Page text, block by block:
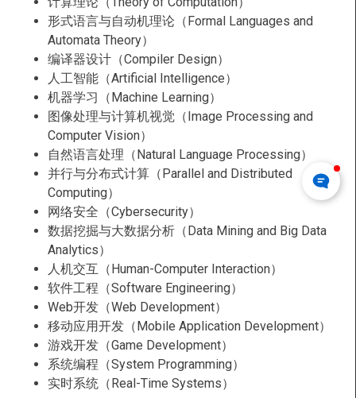
形式语言与自动机理论（Formal Languages and
Automata Theory）
编译器设计（Compiler Design）
人工智能（Artificial Intelligence）
机器学习（Machine Learning）
图像处理与计算机视觉（Image Processing and
Computer Vision）
自然语言处理（Natural Language Processing）
并行与分布式计算（Parallel and Distributed
Computing）
网络安全（Cybersecurity）
数据挖掘与大数据分析（Data Mining and Big Data
Analytics）
人机交互（Human-Computer Interaction）
软件工程（Software Engineering）
Web开发（Web Development）
移动应用开发（Mobile Application Development）
游戏开发（Game Development）
系统编程（System Programming）
实时系统（Real-Time Systems）